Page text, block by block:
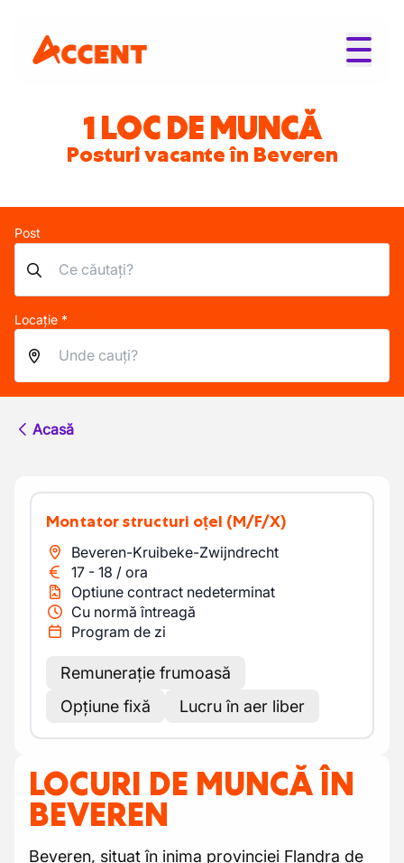
1 LOC DE MUNCĂ
Posturi vacante în Beveren
Post
Locație *
Acasă
Montator structuri oțel (M/F/X)
Beveren-Kruibeke-Zwijndrecht
17 - 18 / ora
Optiune contract nedeterminat
Cu normă întreagă
Program de zi
Remunerație frumoasă
Opțiune fixă
Lucru în aer liber
LOCURI DE MUNCĂ ÎN
BEVEREN
Beveren, situat în inima provinciei Flandra de